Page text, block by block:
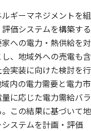
ギーマネジメントを組
価システムを構築する
への電力・熱供給を対
、地域外への売電も含
実装に向けた検討を行
内の電力需要と電力市
に応じた電力需給バラ
この結果に基づいて地
ステムを計画・評価